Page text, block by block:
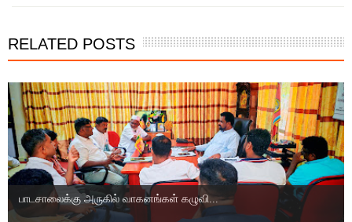
RELATED POSTS
பாடசாலைக்கு அருகில் வாகனங்கள் கழுவி...